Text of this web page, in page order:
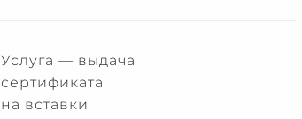
Услуга — выдача
сертификата
на вставки